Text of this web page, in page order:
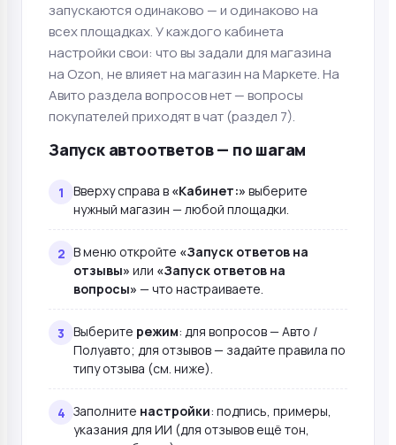
запускаются одинаково — и одинаково на
всех площадках. У каждого кабинета
настройки свои: что вы задали для магазина
на Ozon, не влияет на магазин на Маркете. На
Авито раздела вопросов нет — вопросы
покупателей приходят в чат (раздел 7).
Запуск автоответов — по шагам
Вверху справа в «Кабинет:» выберите
нужный магазин — любой площадки.
В меню откройте «Запуск ответов на
отзывы» или «Запуск ответов на
вопросы» — что настраиваете.
Выберите режим: для вопросов — Авто /
Полуавто; для отзывов — задайте правила по
типу отзыва (см. ниже).
Заполните настройки: подпись, примеры,
указания для ИИ (для отзывов ещё тон,